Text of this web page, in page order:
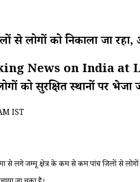
लोगों को निकाला जा रहा,
News on India at
को सुरक्षित स्थानों पर
IST
से लगे जम्मू क्षेत्र के कम से कम पांच जिलों से